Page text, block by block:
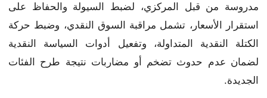
مدروسة من قبل المركزي، لضبط السيولة والحفاظ على
استقرار الأسعار، تشمل مراقبة السوق النقدي، وضبط حركة
الكتلة النقدية المتداولة، وتفعيل أدوات السياسة النقدية
لضمان عدم حدوث تضخم أو مضاربات نتيجة طرح الفئات
الجديدة.